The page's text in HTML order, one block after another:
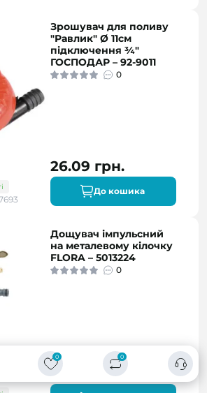
0 0
Зрошувач для поливу
"Равлик" Ø 11см
підключення ¾"
ГОСПОДАР – 92-9011
0
26.09 грн.
До кошика
Дощувач імпульсний
на металевому кілочку
FLORA – 5013224
0
378.00 грн.